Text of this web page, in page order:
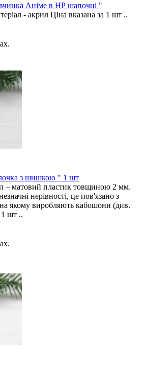
Аніме в НР шапочці "
- акрил Ціна вказана за 1 шт ..
з шишкою " 1 шт
– матовий пластик товщиною 2 мм.
нерівності, це пов'язано з
на якому виробляють кабошони (див.
шт ..